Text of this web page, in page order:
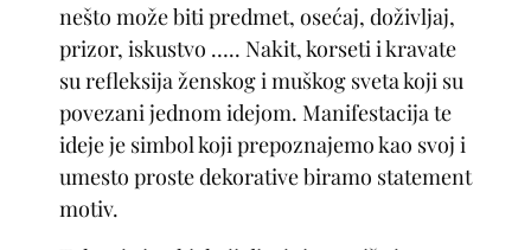
nešto može biti predmet, osećaj, doživljaj,
prizor, iskustvo ….. Nakit, korseti i kravate
su refleksija ženskog i muškog sveta koji su
povezani jednom idejom. Manifestacija te
ideje je simbol koji prepoznajemo kao svoj i
umesto proste dekorative biramo statement
motiv.